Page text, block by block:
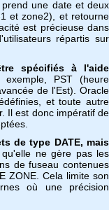
prend une date et deux
et zone2), et retourne
est précieuse dans
répartis sur
spécifiés à l'aide
exemple, PST (heure
de l'Est). Oracle
et toute autre
Il est donc impératif de
de type DATE, mais
qu'elle ne gère pas les
de fuseau contenues
ZONE. Cela limite son
où une précision